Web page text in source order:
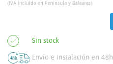
(IVA incluído en Península y Baleares)
Sin stock
Envío e instalación en 48h